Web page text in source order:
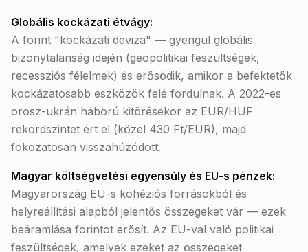
Globális kockázati étvágy:
A forint "kockázati deviza" — gyengül globális
bizonytalanság idején (geopolitikai feszültségek,
recessziós félelmek) és erősödik, amikor a befektetők
kockázatosabb eszközök felé fordulnak. A 2022-es
orosz-ukrán háború kitörésekor az EUR/HUF
rekordszintet ért el (közel 430 Ft/EUR), majd
fokozatosan visszahúzódott.
Magyar költségvetési egyensúly és EU-s pénzek:
Magyarország EU-s kohéziós forrásokból és
helyreállítási alapból jelentős összegeket vár — ezek
beáramlása forintot erősít. Az EU-val való politikai
feszültségek, amelyek ezeket az összegeket